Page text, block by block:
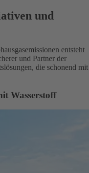
und
entsteht
und Partner der
die schonend mit
Wasserstoff